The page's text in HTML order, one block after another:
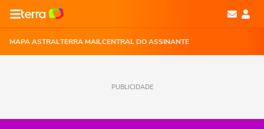
MAPA ASTRALTERRA MAILCENTRAL DO ASSINANTE
PUBLICIDADE